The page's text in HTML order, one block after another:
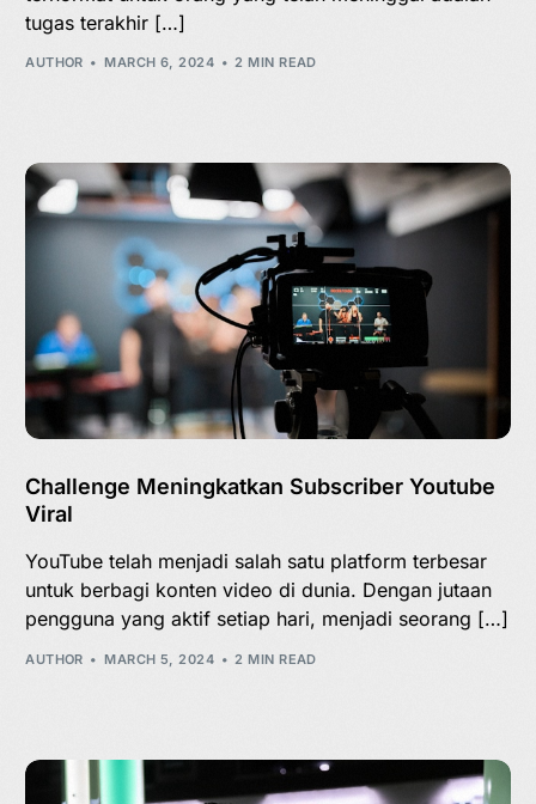
tugas terakhir […]
AUTHOR MARCH 6, 2024 2 MIN READ
Challenge Meningkatkan Subscriber Youtube
Viral
YouTube telah menjadi salah satu platform terbesar
untuk berbagi konten video di dunia. Dengan jutaan
pengguna yang aktif setiap hari, menjadi seorang […]
AUTHOR MARCH 5, 2024 2 MIN READ